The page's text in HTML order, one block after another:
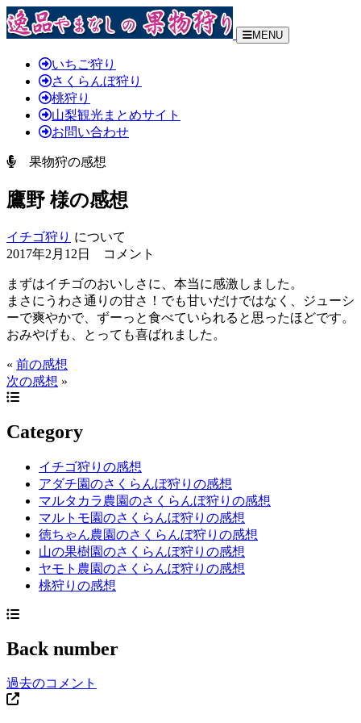
MENU
いちご狩り
さくらんぼ狩り
桃狩り
山梨観光まとめサイト
お問い合わせ
果物狩の感想
鷹野 様の感想
イチゴ狩り について
2017年2月12日 コメント
まずはイチゴのおいしさに、本当に感激しました。
まさにうわさ通りの甘さ！でも甘いだけではなく、ジューシ
ーで爽やかで、ずーっと食べていられると思ったほどです。
おみやげも、とっても喜ばれました。
« 前の感想
次の感想 »
Category
イチゴ狩りの感想
アダチ園のさくらんぼ狩りの感想
マルタカラ農園のさくらんぼ狩りの感想
マルトモ園のさくらんぼ狩りの感想
徳ちゃん農園のさくらんぼ狩りの感想
山の果樹園のさくらんぼ狩りの感想
ヤモト農園のさくらんぼ狩りの感想
桃狩りの感想
Back number
過去のコメント